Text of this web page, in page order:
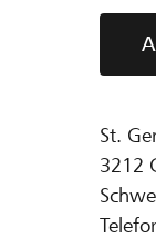
St.
3212